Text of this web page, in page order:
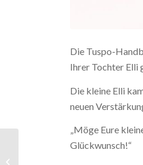
Die Tuspo-
Ihrer Tochter Elli
Die kleine Elli
neuen
„Möge Eure
Glückwunsch!“
Tim Gotta wird neuer